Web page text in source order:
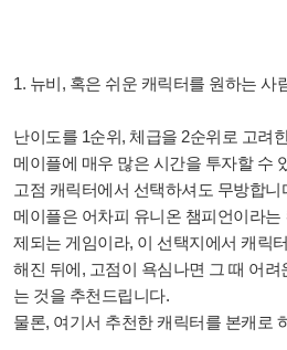
1. 뉴비, 혹은 쉬운 캐릭터를 원하는 사
난이도를 1순위, 체급을 2순위로 고려
메이플에 매우 많은 시간을 투자할 수
고점 캐릭터에서 선택하셔도 무방합니
메이플은 어차피 유니온 챔피언이라
제되는 게임이라, 이 선택지에서 캐릭
해진 뒤에, 고점이 욕심나면 그 때 어
는 것을 추천드립니다.
물론, 여기서 추천한 캐릭터를 본캐로